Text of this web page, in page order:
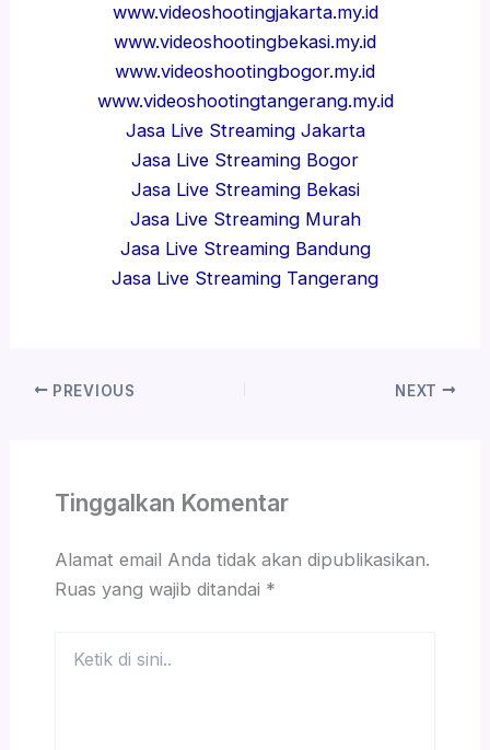
www.videoshootingjakarta.my.id
www.videoshootingbekasi.my.id
www.videoshootingbogor.my.id
www.videoshootingtangerang.my.id
Jasa Live Streaming Jakarta
Jasa Live Streaming Bogor
Jasa Live Streaming Bekasi
Jasa Live Streaming Murah
Jasa Live Streaming Bandung
Jasa Live Streaming Tangerang
PREVIOUS NEXT
Tinggalkan Komentar
Alamat email Anda tidak akan dipublikasikan.
Ruas yang wajib ditandai *